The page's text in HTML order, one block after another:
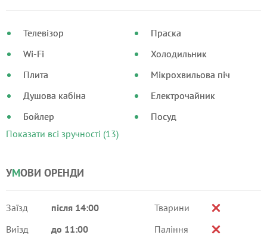
Телевізор
Wi-Fi
Плита
Душова кабіна
Бойлер
Праска
Холодильник
Мікрохвильова піч
Електрочайник
Посуд
Показати всі зручності (13)
УМОВИ ОРЕНДИ
Заїзд
після 14:00
Виїзд
до 11:00
Тварини
Паління